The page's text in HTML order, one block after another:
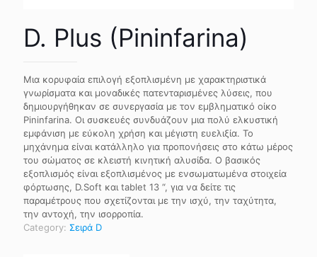
D. Plus (Pininfarina)
Μια κορυφαία επιλογή εξοπλισμένη με χαρακτηριστικά
γνωρίσματα και μοναδικές πατενταρισμένες λύσεις, που
δημιουργήθηκαν σε συνεργασία με τον εμβληματικό οίκο
Pininfarina. Οι συσκευές συνδυάζουν μια πολύ ελκυστική
εμφάνιση με εύκολη χρήση και μέγιστη ευελιξία. Το
μηχάνημα είναι κατάλληλο για προπονήσεις στο κάτω μέρος
του σώματος σε κλειστή κινητική αλυσίδα. Ο βασικός
εξοπλισμός είναι εξοπλισμένος με ενσωματωμένα στοιχεία
φόρτωσης, D.Soft και tablet 13 “, για να δείτε τις
παραμέτρους που σχετίζονται με την ισχύ, την ταχύτητα,
την αντοχή, την ισορροπία.
Category: Σειρά D